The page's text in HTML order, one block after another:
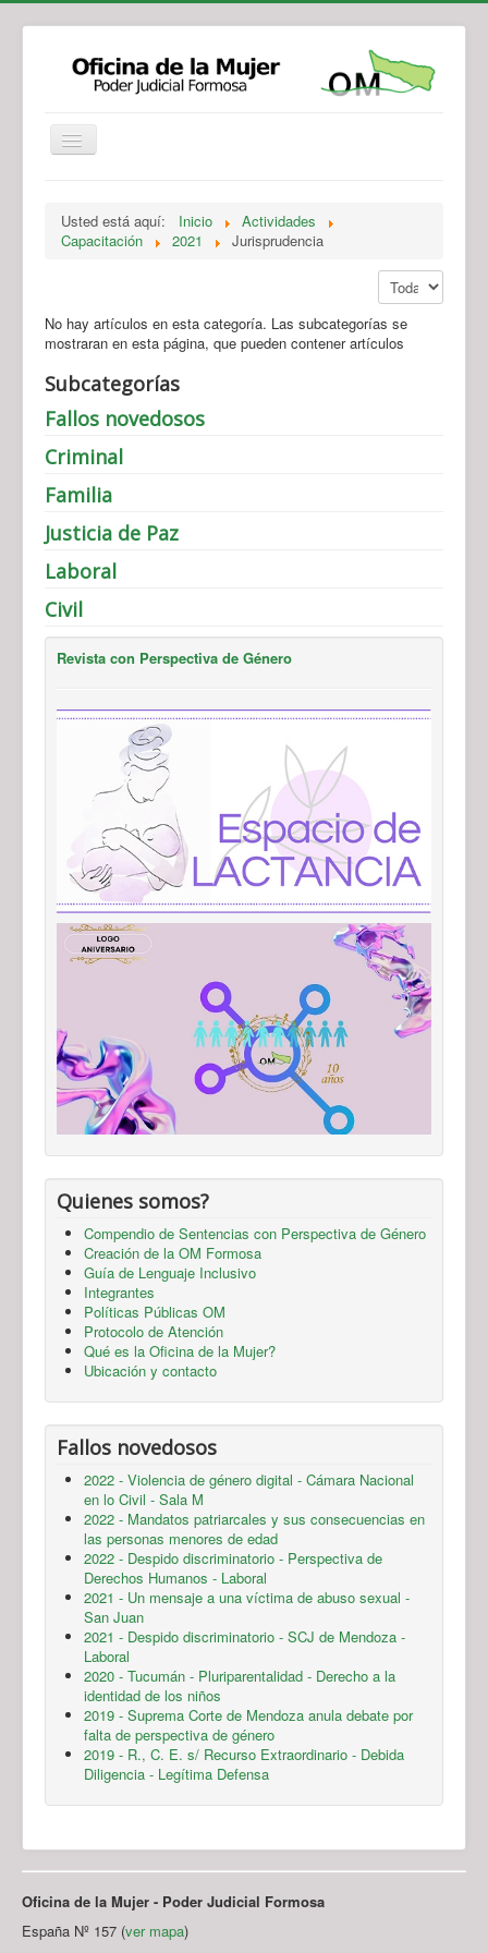
Legislación
Novedades
Usted está aquí: Inicio
Actividades
Capacitación
2021
Jurisprudencia
Mostrar #
No hay artículos en esta categoría. Las subcategorías se
mostraran en esta página, que pueden contener artículos
Subcategorías
Fallos novedosos
Criminal
Familia
Justicia de Paz
Laboral
Civil
Revista con Perspectiva de Género
Quienes somos?
Compendio de Sentencias con Perspectiva de Género
Creación de la OM Formosa
Guía de Lenguaje Inclusivo
Integrantes
Políticas Públicas OM
Protocolo de Atención
Qué es la Oficina de la Mujer?
Ubicación y contacto
Fallos novedosos
2022 - Violencia de género digital - Cámara Nacional
en lo Civil - Sala M
2022 - Mandatos patriarcales y sus consecuencias en
las personas menores de edad
2022 - Despido discriminatorio - Perspectiva de
Derechos Humanos - Laboral
2021 - Un mensaje a una víctima de abuso sexual -
San Juan
2021 - Despido discriminatorio - SCJ de Mendoza -
Laboral
2020 - Tucumán - Pluriparentalidad - Derecho a la
identidad de los niños
2019 - Suprema Corte de Mendoza anula debate por
falta de perspectiva de género
2019 - R., C. E. s/ Recurso Extraordinario - Debida
Diligencia - Legítima Defensa
Oficina de la Mujer - Poder Judicial Formosa
España Nº 157 (ver mapa)